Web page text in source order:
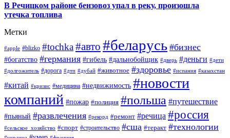
В Речицком районе бензовоз упал в реку, произошла
утечка топлива
Метки
#apple #blizko #tochka#авто #беларусь #бизнес
#богатство #германия #гибель #дальнобойщик #дверь #деньги #дети
#долгожитель #дорога #дтп #дубай #животное #здоровье #испания #казахстан
#китай #кризис #медицина #недвижимость #новости
компаний #пожар #полиция #польша #путешествие
#пьяный #развлечения #рекорд #ремонт #речица #россия
#сельское_хозяйство #спорт #строительство #сша #теракт #технологии